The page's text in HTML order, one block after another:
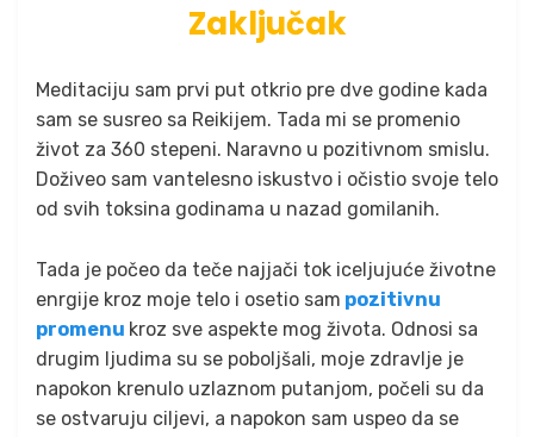
Zaključak
Meditaciju sam prvi put otkrio pre dve godine kada
sam se susreo sa Reikijem. Tada mi se promenio
život za 360 stepeni. Naravno u pozitivnom smislu.
Doživeo sam vantelesno iskustvo i očistio svoje telo
od svih toksina godinama u nazad gomilanih.
Tada je počeo da teče najjači tok iceljujuće životne
enrgije kroz moje telo i osetio sam pozitivnu
promenu kroz sve aspekte mog života. Odnosi sa
drugim ljudima su se poboljšali, moje zdravlje je
napokon krenulo uzlaznom putanjom, počeli su da
se ostvaruju ciljevi, a napokon sam uspeo da se